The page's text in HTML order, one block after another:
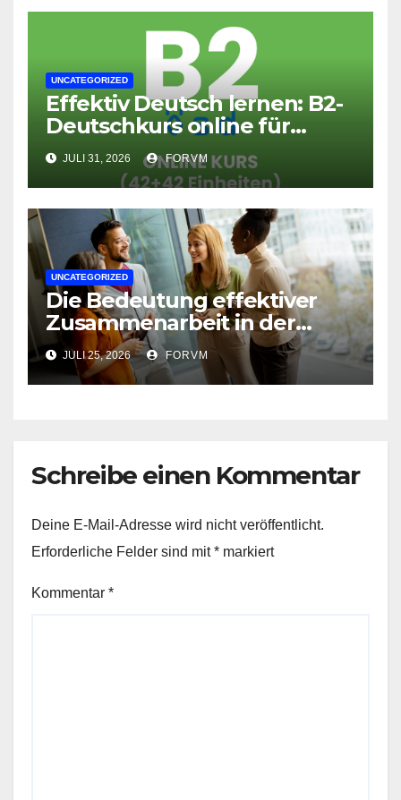
UNCATEGORIZED
Effektiv Deutsch lernen: B2-
Deutschkurs online für
Fortgeschrittene
JULI 31, 2026 FORVM
UNCATEGORIZED
Die Bedeutung effektiver
Zusammenarbeit in der
Arbeitswelt
JULI 25, 2026 FORVM
Schreibe einen Kommentar
Deine E-Mail-Adresse wird nicht veröffentlicht.
Erforderliche Felder sind mit* markiert
Kommentar *